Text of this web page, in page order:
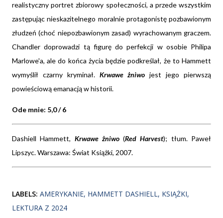
realistyczny portret zbiorowy społeczności, a przede wszystkim
zastępując nieskazitelnego moralnie protagonistę pozbawionym
złudzeń (choć niepozbawionym zasad) wyrachowanym graczem.
Chandler doprowadzi tą figurę do perfekcji w osobie Philipa
Marlowe'a, ale do końca życia będzie podkreślał, że to Hammett
wymyślił czarny kryminał. Krwawe żniwo jest jego pierwszą
powieściową emanacją w historii.
Ode mnie: 5,0 / 6
Dashiell Hammett, Krwawe żniwo(Red Harvest); tłum. Paweł
Lipszyc. Warszawa: Świat Książki, 2007.
LABELS: AMERYKANIE HAMMETT DASHIELL KSIĄŻKI
LEKTURA Z 2024